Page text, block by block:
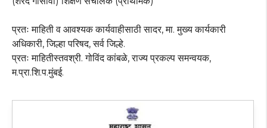
प्रतः माहिती व आवश्यक कार्यवाहीसाठी सादर, मा. मुख्य कार्यकारी
अधिकारी, जिल्हा परिषद, सर्व जिल्हे.
प्रतः माहितीस्तवश्री. गोविंद कांबळे, राज्य प्रकल्प समन्वयक,
म.प्रा.शि.प.मुंबई.